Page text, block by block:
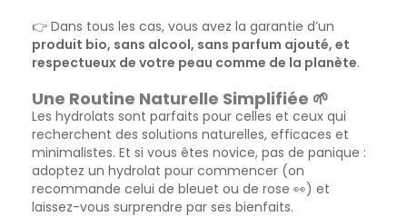
👉 Dans tous les cas, vous avez la garantie d’un
produit bio, sans alcool, sans parfum ajouté, et
respectueux de votre peau comme de la planète.
Une Routine Naturelle Simplifiée 🌱
Les hydrolats sont parfaits pour celles et ceux qui
recherchent des solutions naturelles, efficaces et
minimalistes. Et si vous êtes novice, pas de panique :
adoptez un hydrolat pour commencer (on
recommande celui de bleuet ou de rose 👀) et
laissez-vous surprendre par ses bienfaits.